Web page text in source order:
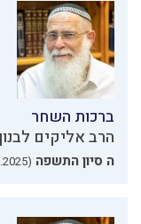
ברכות השחר
הרב אליקים
ה סיון התשפה (01.06.2025)